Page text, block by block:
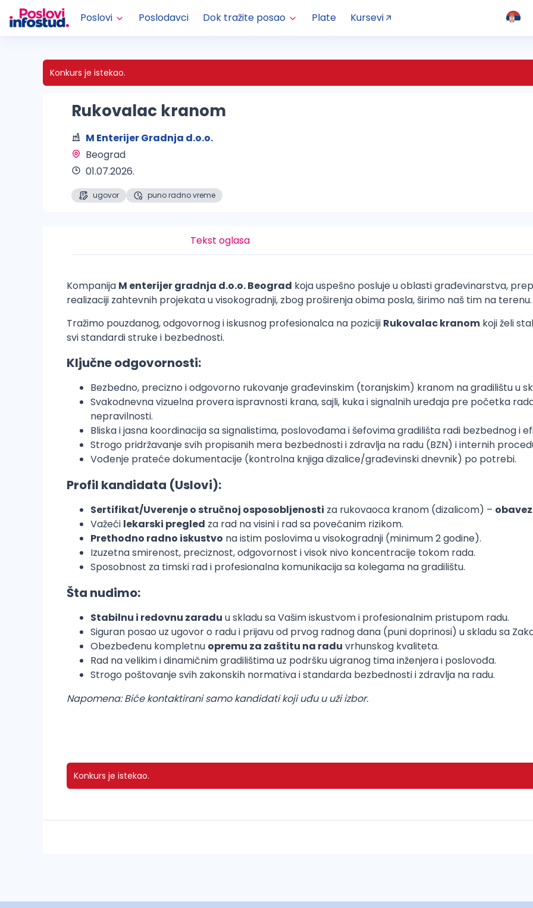
Poslovi Poslodavci Dok tražite posao Plate Kursevi
Konkurs je istekao.
Rukovalac kranom
M Enterijer Gradnja d.o.o.
Beograd
01.07.2026.
ugovor puno radno vreme
Tekst oglasa
Kompanija M enterijer gradnja d.o.o. Beograd koja uspešno posluje u oblasti građevinarstva,
realizaciji zahtevnih projekata u visokogradnji, zbog proširenja obima posla, širimo naš tim na terenu.
Tražimo pouzdanog, odgovornog i iskusnog profesionalca na poziciji Rukovalac kranom koji želi
svi standardi struke i bezbednosti.
Ključne odgovornosti:
Bezbedno, precizno i odgovorno rukovanje građevinskim (toranjskim) kranom na gradilištu u
Svakodnevna vizuelna provera ispravnosti krana, sajli, kuka i signalnih uređaja pre početka
nepravilnosti.
Bliska i jasna koordinacija sa signalistima, poslovođama i šefovima gradilišta radi bezbednog i
Strogo pridržavanje svih propisanih mera bezbednosti i zdravlja na radu (BZN) i internih
Vođenje prateće dokumentacije (kontrolna knjiga dizalice/građevinski dnevnik) po potrebi.
Profil kandidata (Uslovi):
Sertifikat/Uverenje o stručnoj osposobljenosti za rukovaoca kranom (dizalicom) –
Važeći lekarski pregled za rad na visini i rad sa povećanim rizikom.
Prethodno radno iskustvo na istim poslovima u visokogradnji (minimum 2 godine).
Izuzetna smirenost, preciznost, odgovornost i visok nivo koncentracije tokom rada.
Sposobnost za timski rad i profesionalna komunikacija sa kolegama na gradilištu.
Šta nudimo:
Stabilnu i redovnu zaradu u skladu sa Vašim iskustvom i profesionalnim pristupom radu.
Siguran posao uz ugovor o radu i prijavu od prvog radnog dana (puni doprinosi) u skladu sa
Obezbeđenu kompletnu opremu za zaštitu na radu vrhunskog kvaliteta.
Rad na velikim i dinamičnim gradilištima uz podršku uigranog tima inženjera i poslovođa.
Strogo poštovanje svih zakonskih normativa i standarda bezbednosti i zdravlja na radu.
Napomena: Biće kontaktirani samo kandidati koji uđu u uži izbor.
Konkurs je istekao.